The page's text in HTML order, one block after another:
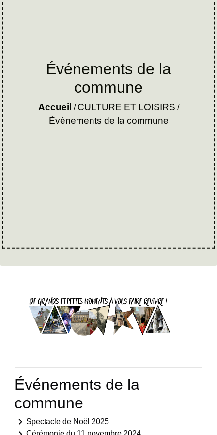
Événements de la
commune
Accueil / CULTURE ET LOISIRS /
Événements de la commune
Événements de la
commune
keyboard_arrow_right Spectacle de Noël 2025